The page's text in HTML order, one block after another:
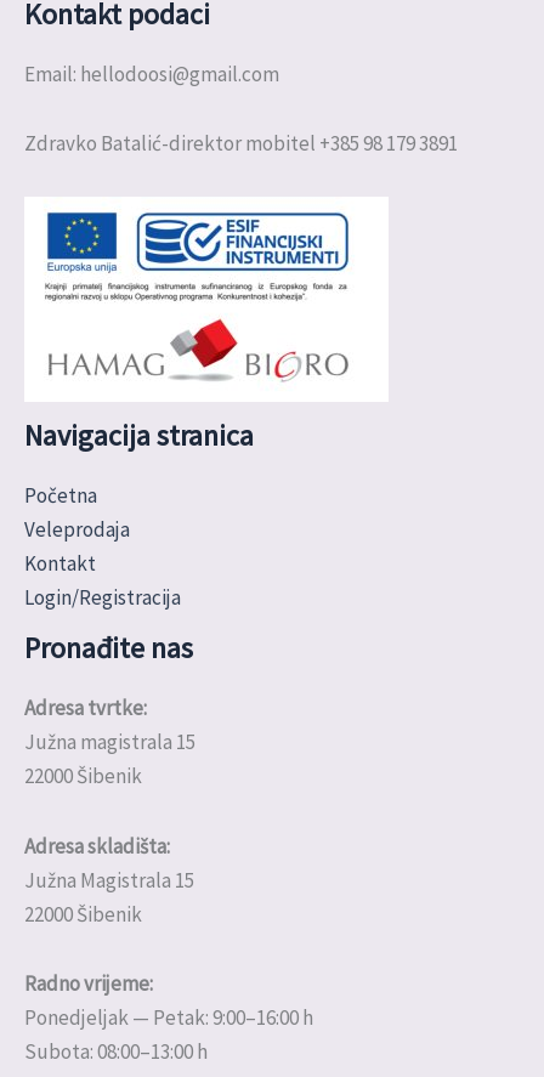
Kontakt podaci
Email: hellodoosi@gmail.com
Zdravko Batalić-direktor mobitel +385 98 179 3891
Navigacija stranica
Početna
Veleprodaja
Kontakt
Login/Registracija
Pronađite nas
Adresa tvrtke:
Južna magistrala 15
22000 Šibenik
Adresa skladišta:
Južna Magistrala 15
22000 Šibenik
Radno vrijeme:
Ponedjeljak — Petak: 9:00–16:00 h
Subota: 08:00–13:00 h